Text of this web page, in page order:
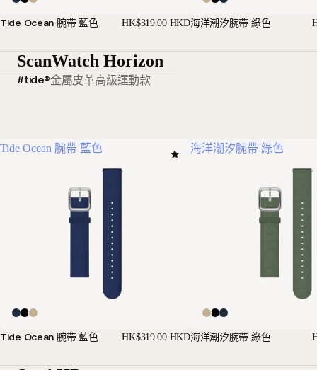
Tide Ocean 腕帶 藍色 HK$319.00 HKD海洋潮汐腕帶 綠色
ScanWatch Horizon
#tide®金屬皮革高級運動款
Tide Ocean 腕帶 藍色
Tide Ocean 腕帶 藍色 HK$319.00 HKD
海洋潮汐腕帶 綠色
海洋潮汐腕帶 綠色